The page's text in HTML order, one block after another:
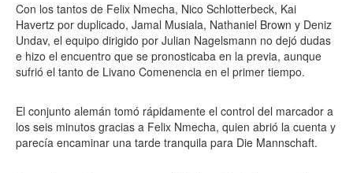
Con los tantos de Felix Nmecha, Nico Schlotterbeck, Kai
Havertz por duplicado, Jamal Musiala, Nathaniel Brown y Deniz
Undav, el equipo dirigido por Julian Nagelsmann no dejó dudas
e hizo el encuentro que se pronosticaba en la previa, aunque
sufrió el tanto de Livano Comenencia en el primer tiempo.
El conjunto alemán tomó rápidamente el control del marcador a
los seis minutos gracias a Felix Nmecha, quien abrió la cuenta y
parecía encaminar una tarde tranquila para Die Mannschaft.